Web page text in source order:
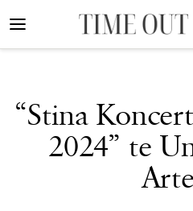
“Stina
2024” te